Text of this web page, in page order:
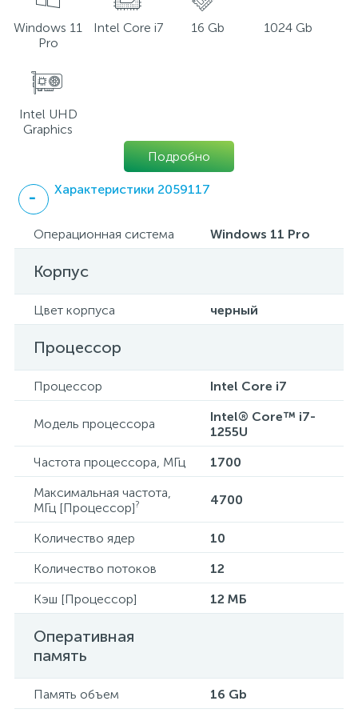
Windows 11
Pro
Intel Core i7 16 Gb 1024 Gb
Intel UHD
Graphics
Подробно
Характеристики 2059117
Операционная система Windows 11 Pro
Корпус
Цвет корпуса черный
Процессор
Процессор Intel Core i7
Модель процессора
Intel® Core™ i7-
1255U
Частота процессора, МГц
1700
Максимальная частота,
МГц [Процессор]? 4700
Количество ядер
10
Количество потоков
12
Кэш [Процессор]
12 МБ
Оперативная
память
Память объем 16 Gb